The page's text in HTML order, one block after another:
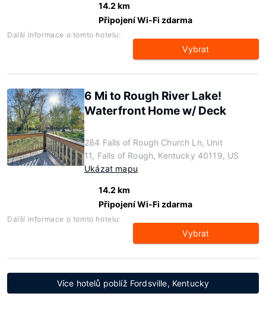
14.2 km
Připojení Wi-Fi zdarma
Další informace o tomto hotelu:
Vybrat
6 Mi to Rough River Lake!
Waterfront Home w/ Deck
284 Falls of Rough Church Ln, Unit
11, Falls of Rough, Kentucky 40119, US
Ukázat mapu
14.2 km
Připojení Wi-Fi zdarma
Další informace o tomto hotelu:
Vybrat
Více hotelů poblíž Fordsville, Kentucky